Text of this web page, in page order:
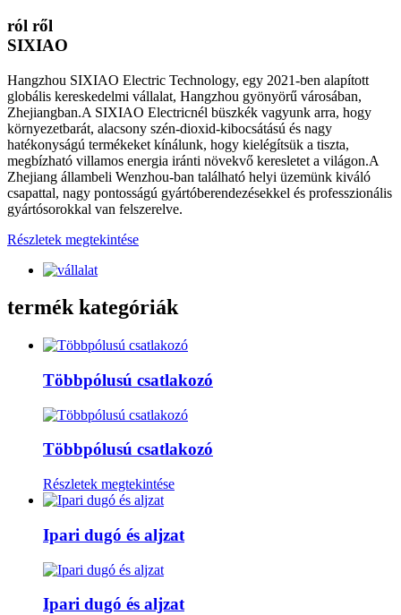
ról ről
SIXIAO
Hangzhou SIXIAO Electric Technology, egy 2021-ben alapított
globális kereskedelmi vállalat, Hangzhou gyönyörű városában,
Zhejiangban.A SIXIAO Electricnél büszkék vagyunk arra, hogy
környezetbarát, alacsony szén-dioxid-kibocsátású és nagy
hatékonyságú termékeket kínálunk, hogy kielégítsük a tiszta,
megbízható villamos energia iránti növekvő keresletet a világon.A
Zhejiang állambeli Wenzhou-ban található helyi üzemünk kiváló
csapattal, nagy pontosságú gyártóberendezésekkel és professzionális
gyártósorokkal van felszerelve.
Részletek megtekintése
termék kategóriák
Többpólusú csatlakozó
Többpólusú csatlakozó
Részletek megtekintése
Ipari dugó és aljzat
Ipari dugó és aljzat